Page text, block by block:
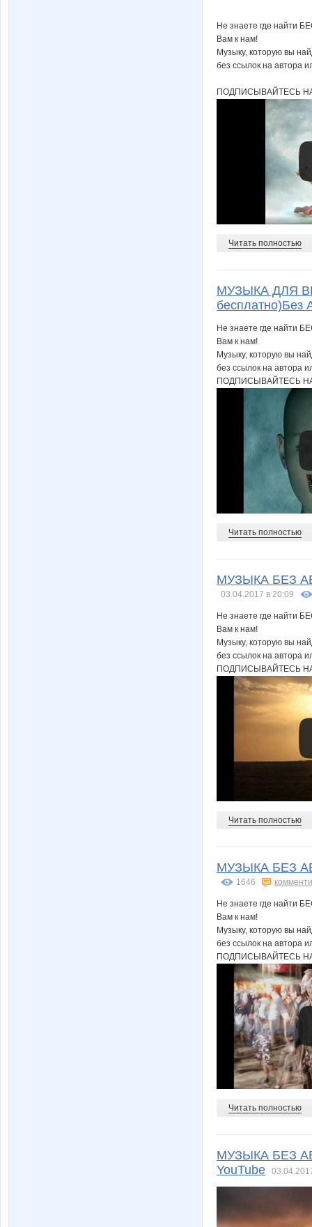
Не знаете где найти
Вам к нам!
Музыку, которую вы
без ссылок на автора
ПОДПИСЫВАЙТЕСЬ
Читать полностью
МУЗЫКА ДЛЯ
бесплатно)Без
Не знаете где найти
Вам к нам!
Музыку, которую вы
без ссылок на автора
ПОДПИСЫВАЙТЕСЬ
Читать полностью
МУЗЫКА БЕЗ
03.04.2017 в 20:09
Не знаете где найти
Вам к нам!
Музыку, которую вы
без ссылок на автора
ПОДПИСЫВАЙТЕСЬ
Читать полностью
МУЗЫКА БЕЗ
1646
Не знаете где найти
Вам к нам!
Музыку, которую вы
без ссылок на автора
ПОДПИСЫВАЙТЕСЬ
Читать полностью
МУЗЫКА БЕЗ
YouTube